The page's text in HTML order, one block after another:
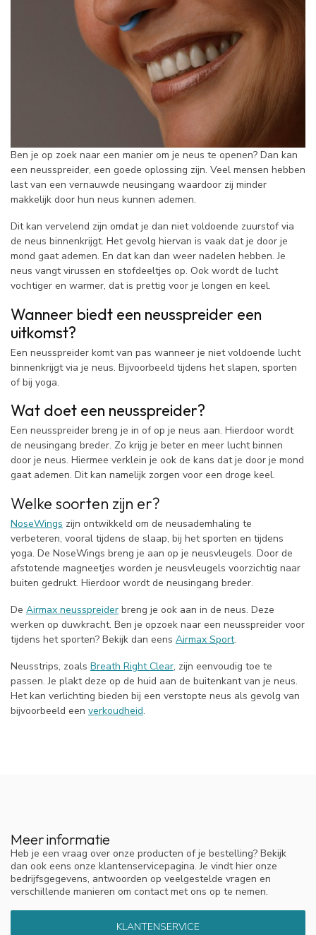
Ben je op zoek naar een manier om je neus te openen? Dan kan
een neusspreider, een goede oplossing zijn. Veel mensen hebben
last van een vernauwde neusingang waardoor zij minder
makkelijk door hun neus kunnen ademen.
Dit kan vervelend zijn omdat je dan niet voldoende zuurstof via
de neus binnenkrijgt. Het gevolg hiervan is vaak dat je door je
mond gaat ademen. En dat kan dan weer nadelen hebben. Je
neus vangt virussen en stofdeeltjes op. Ook wordt de lucht
vochtiger en warmer, dat is prettig voor je longen en keel.
Wanneer biedt een neusspreider een
uitkomst?
Een neusspreider komt van pas wanneer je niet voldoende lucht
binnenkrijgt via je neus. Bijvoorbeeld tijdens het slapen, sporten
of bij yoga.
Wat doet een neusspreider?
Een neusspreider breng je in of op je neus aan. Hierdoor wordt
de neusingang breder. Zo krijg je beter en meer lucht binnen
door je neus. Hiermee verklein je ook de kans dat je door je mond
gaat ademen. Dit kan namelijk zorgen voor een droge keel.
Welke soorten zijn er?
NoseWings zijn ontwikkeld om de neusademhaling te
verbeteren, vooral tijdens de slaap, bij het sporten en tijdens
yoga. De NoseWings breng je aan op je neusvleugels. Door de
afstotende magneetjes worden je neusvleugels voorzichtig naar
buiten gedrukt. Hierdoor wordt de neusingang breder.
De Airmax neusspreider breng je ook aan in de neus. Deze
werken op duwkracht. Ben je opzoek naar een neusspreider voor
tijdens het sporten? Bekijk dan eens Airmax Sport.
Neusstrips, zoals Breath Right Clear, zijn eenvoudig toe te
passen. Je plakt deze op de huid aan de buitenkant van je neus.
Het kan verlichting bieden bij een verstopte neus als gevolg van
bijvoorbeeld een verkoudheid.
Meer informatie
Heb je een vraag over onze producten of je bestelling? Bekijk
dan ook eens onze klantenservicepagina. Je vindt hier onze
bedrijfsgegevens, antwoorden op veelgestelde vragen en
verschillende manieren om contact met ons op te nemen.
KLANTENSERVICE